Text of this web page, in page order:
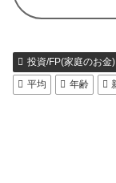
投資/FP(家庭のお金)
平均
年齢